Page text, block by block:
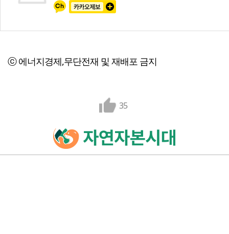
ⓒ 에너지경제,무단전재 및 재배포 금지
35